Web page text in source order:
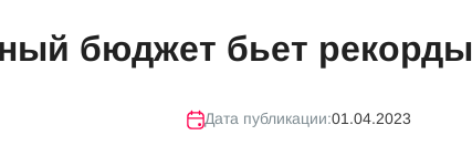
бюджет бьет рекорды
Дата публикации:01.04.2023